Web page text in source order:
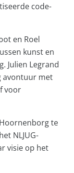
code-
en Roel
kunst en
Julien Legrand
avontuur met
voor
te
NLJUG-
visie op het